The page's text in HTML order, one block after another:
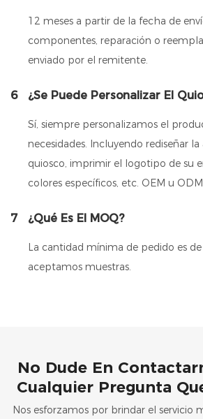
12 meses a partir de la fecha de
componentes, reparación o
enviado por el remitente.
6 ¿Se Puede Personalizar El
Sí, siempre personalizamos el
necesidades. Incluyendo rediseñar
quiosco, imprimir el logotipo de su
colores específicos, etc. OEM u
7 ¿Qué Es El MOQ?
La cantidad mínima de pedido es
aceptamos muestras.
No Dude En
Cualquier Pregunta
Nos esforzamos por brindar el servicio